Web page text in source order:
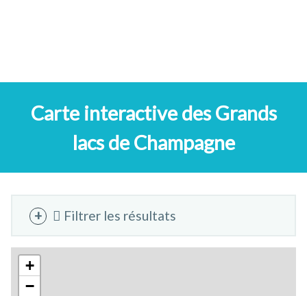
Carte interactive des Grands
lacs de Champagne
Filtrer les résultats
+
−